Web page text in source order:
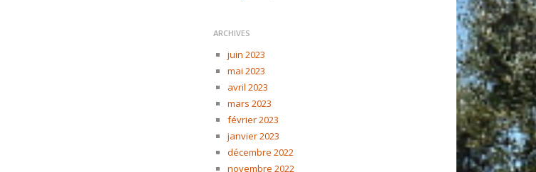
ARCHIVES
juin 2023
mai 2023
avril 2023
mars 2023
février 2023
janvier 2023
décembre 2022
novembre 2022